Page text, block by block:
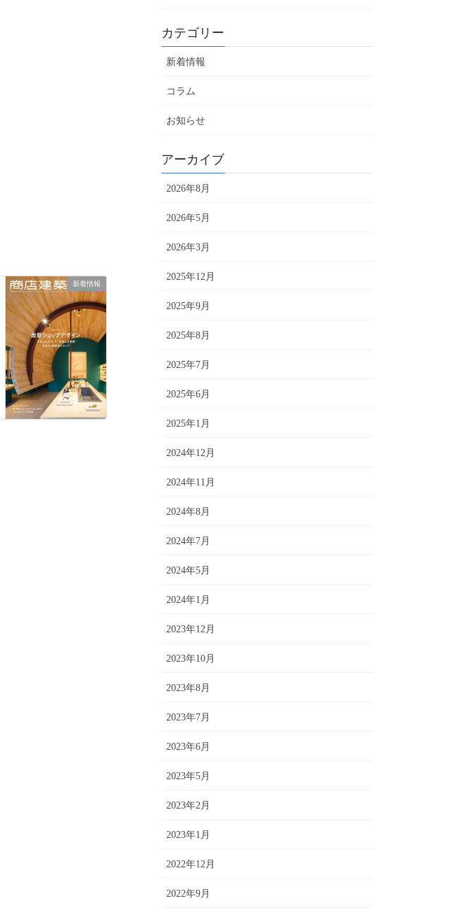
新着情報
カテゴリー
新着情報
コラム
お知らせ
アーカイブ
2026年8月
2026年5月
2026年3月
2025年12月
2025年9月
2025年8月
2025年7月
2025年6月
2025年1月
2024年12月
2024年11月
2024年8月
2024年7月
2024年5月
2024年1月
2023年12月
2023年10月
2023年8月
2023年7月
2023年6月
2023年5月
2023年2月
2023年1月
2022年12月
2022年9月